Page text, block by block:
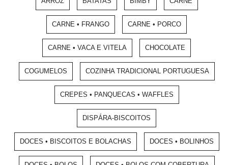
CARNE • FRANGO CARNE • PORCO
CARNE • VACA E VITELA CHOCOLATE
COGUMELOS COZINHA TRADICIONAL PORTUGUESA
CREPES • PANQUECAS • WAFFLES
DISPÁRA-BISCOITOS
DOCES • BISCOITOS E BOLACHAS DOCES • BOLINHOS